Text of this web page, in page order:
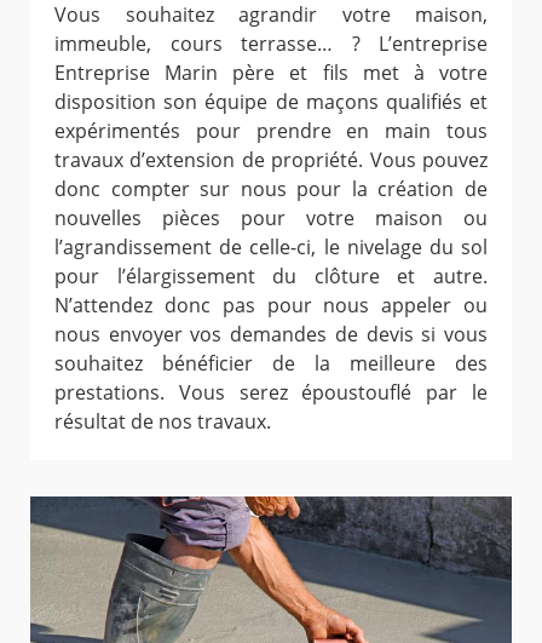
Vous souhaitez agrandir votre maison,
immeuble, cours terrasse… ? L’entreprise
Entreprise Marin père et fils met à votre
disposition son équipe de maçons qualifiés et
expérimentés pour prendre en main tous
travaux d’extension de propriété. Vous pouvez
donc compter sur nous pour la création de
nouvelles pièces pour votre maison ou
l’agrandissement de celle-ci, le nivelage du sol
pour l’élargissement du clôture et autre.
N’attendez donc pas pour nous appeler ou
nous envoyer vos demandes de devis si vous
souhaitez bénéficier de la meilleure des
prestations. Vous serez époustouflé par le
résultat de nos travaux.